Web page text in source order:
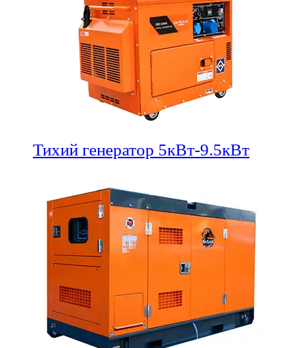
Тихий генератор 5кВт-9.5кВт